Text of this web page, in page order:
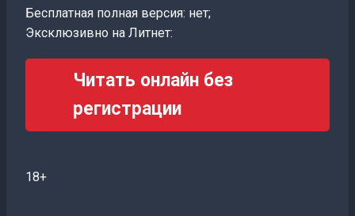
Бесплатная полная версия: нет;
Эксклюзивно на Литнет:
Читать онлайн без
регистрации
18+